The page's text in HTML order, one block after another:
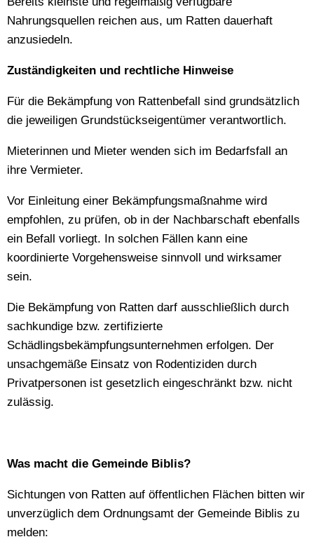
Nahrungsquellen reichen aus, um Ratten dauerhaft
anzusiedeln.
Zuständigkeiten und rechtliche Hinweise
Für die Bekämpfung von Rattenbefall sind grundsätzlich
die jeweiligen Grundstückseigentümer verantwortlich.
Mieterinnen und Mieter wenden sich im Bedarfsfall an
ihre Vermieter.
Vor Einleitung einer Bekämpfungsmaßnahme wird
empfohlen, zu prüfen, ob in der Nachbarschaft ebenfalls
ein Befall vorliegt. In solchen Fällen kann eine
koordinierte Vorgehensweise sinnvoll und wirksamer
sein.
Die Bekämpfung von Ratten darf ausschließlich durch
sachkundige bzw. zertifizierte
Schädlingsbekämpfungsunternehmen erfolgen. Der
unsachgemäße Einsatz von Rodentiziden durch
Privatpersonen ist gesetzlich eingeschränkt bzw. nicht
zulässig.
Was macht die Gemeinde Biblis?
Sichtungen von Ratten auf öffentlichen Flächen bitten wir
unverzüglich dem Ordnungsamt der Gemeinde Biblis zu
melden: